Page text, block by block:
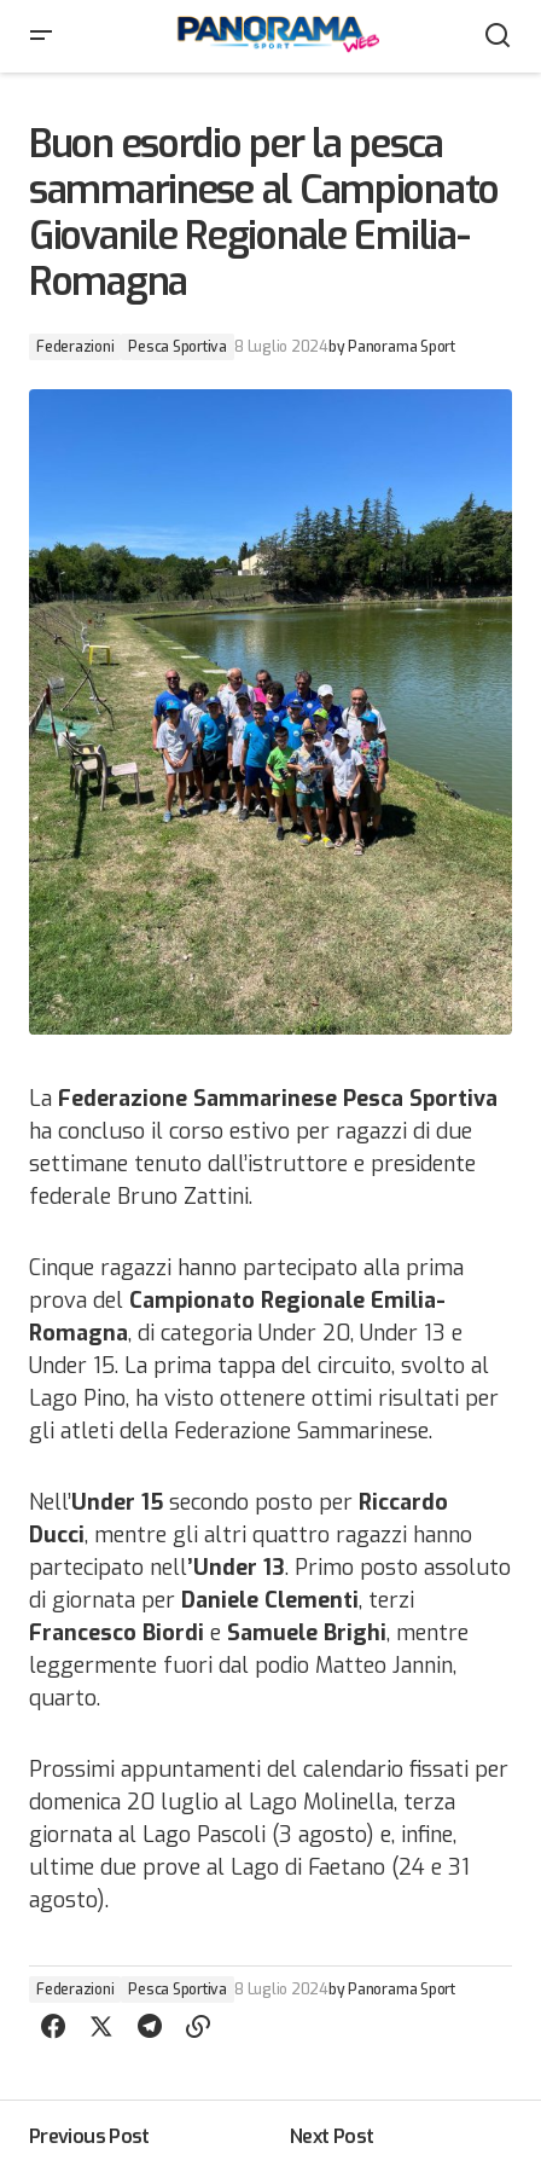
Buon esordio per la pesca
sammarinese al Campionato
Giovanile Regionale Emilia-
Romagna
Federazioni Pesca Sportiva 8 Luglio 2024by Panorama Sport
La Federazione Sammarinese Pesca Sportiva
ha concluso il corso estivo per ragazzi di due
settimane tenuto dall’istruttore e presidente
federale Bruno Zattini.
Cinque ragazzi hanno partecipato alla prima
prova del Campionato Regionale Emilia-
Romagna, di categoria Under 20, Under 13 e
Under 15. La prima tappa del circuito, svolto al
Lago Pino, ha visto ottenere ottimi risultati per
gli atleti della Federazione Sammarinese.
Nell’Under 15 secondo posto per Riccardo
Ducci, mentre gli altri quattro ragazzi hanno
partecipato nell’Under 13. Primo posto assoluto
di giornata per Daniele Clementi, terzi
Francesco Biordi e Samuele Brighi, mentre
leggermente fuori dal podio Matteo Jannin,
quarto.
Prossimi appuntamenti del calendario fissati per
domenica 20 luglio al Lago Molinella, terza
giornata al Lago Pascoli (3 agosto) e, infine,
ultime due prove al Lago di Faetano (24 e 31
agosto).
Federazioni Pesca Sportiva 8 Luglio 2024byPanorama Sport
Previous Post
Next Post